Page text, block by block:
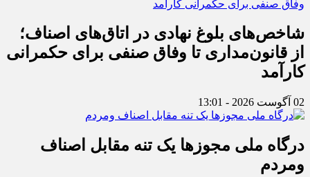
شاخص‌های بلوغ نهادی در اتاق‌های اصناف؛
از قانون‌مداری تا وفاق صنفی برای حکمرانی
کارآمد
02 آگوست 2026 - 13:01
درگاه ملی مجوزها یک تنه مقابل اصناف
ومردم